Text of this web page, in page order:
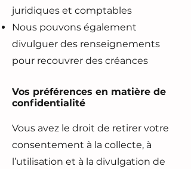
juridiques et comptables
Nous pouvons également
divulguer des renseignements
pour recouvrer des créances
Vos préférences en matière de
confidentialité
Vous avez le droit de retirer votre
consentement à la collecte, à
l’utilisation et à la divulgation de